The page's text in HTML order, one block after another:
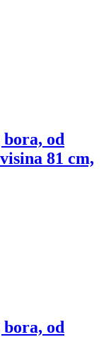
bora, od
81 cm,
bora, od